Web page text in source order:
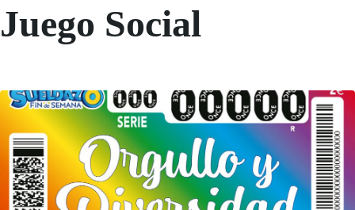
Juego Social